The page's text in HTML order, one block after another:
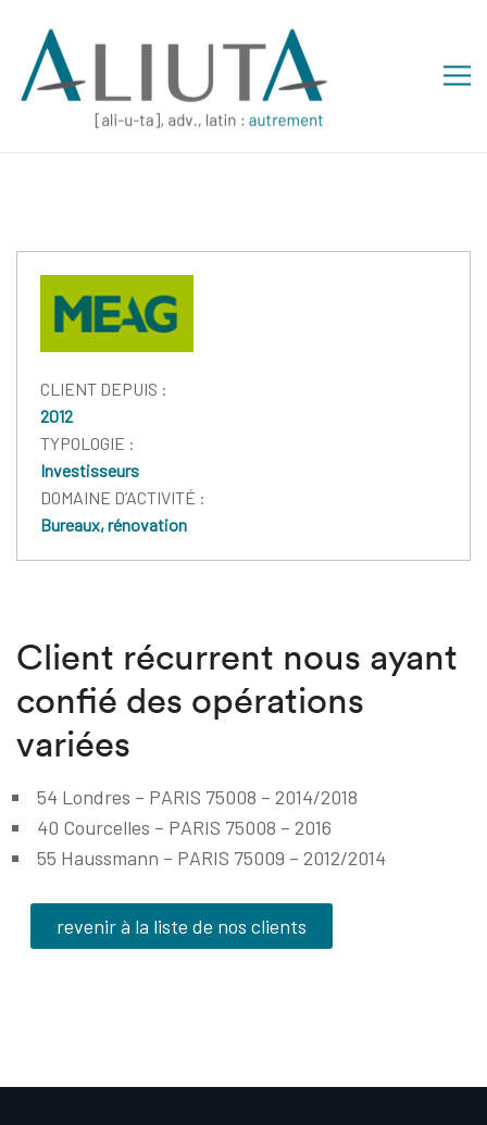
CLIENT DEPUIS :
2012
TYPOLOGIE :
Investisseurs
DOMAINE D’ACTIVITÉ :
Bureaux, rénovation
Client récurrent nous ayant
confié des opérations
variées
54 Londres – PARIS 75008 – 2014/2018
40 Courcelles – PARIS 75008 – 2016
55 Haussmann – PARIS 75009 – 2012/2014
revenir à la liste de nos clients